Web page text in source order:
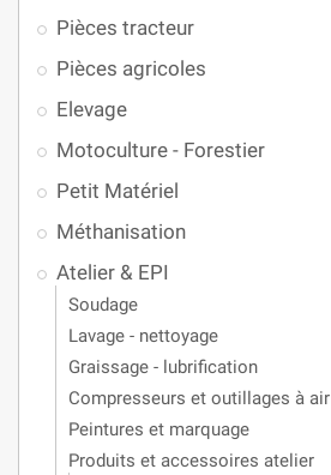
Pièces tracteur
Pièces agricoles
Elevage
Motoculture - Forestier
Petit Matériel
Méthanisation
Atelier & EPI
Soudage
Lavage - nettoyage
Graissage - lubrification
Compresseurs et outillages à air
Peintures et marquage
Produits et accessoires atelier